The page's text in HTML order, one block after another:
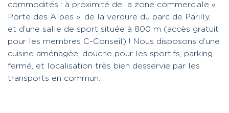
commodités : à proximité de la zone commerciale «
Porte des Alpes », de la verdure du parc de Parilly,
et d’une salle de sport située à 800 m (accès gratuit
pour les membres C-Conseil) ! Nous disposons d’une
cuisine aménagée, douche pour les sportifs, parking
fermé, et localisation très bien desservie par les
transports en commun.